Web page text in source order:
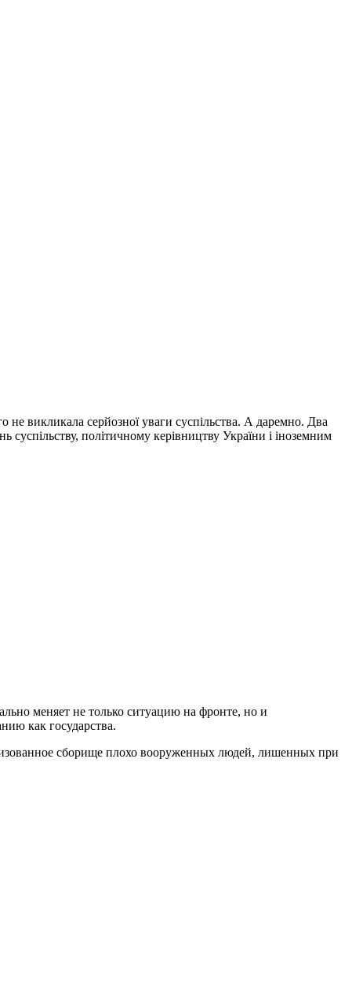
викликала серйозної уваги суспільства. А даремно. Два
політичному керівництву України і іноземним
меняет не только ситуацию на фронте, но и
как государства.
сборище плохо вооруженных людей, лишенных при